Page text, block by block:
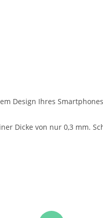
Design Ihres
Dicke von nur 0,3 mm.